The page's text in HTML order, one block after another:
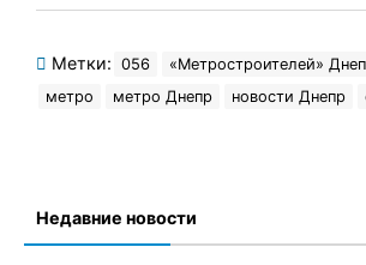
Метки: 056 «Метростроителей»
метро
метро Днепр новости Днепр
Недавние новости